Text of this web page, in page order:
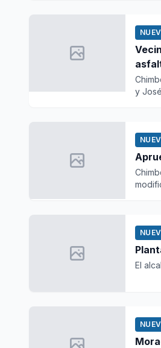
y
El
Moradores y obreros de